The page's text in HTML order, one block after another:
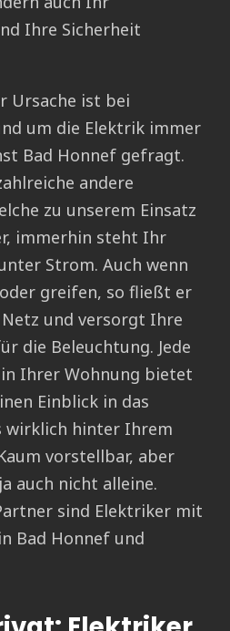
Ihre Sicherheit
Ursache ist bei
um die Elektrik immer
Bad Honnef gefragt.
andere
zu unserem Einsatz
immerhin steht Ihr
Strom. Auch wenn
greifen, so fließt er
und versorgt Ihre
die Beleuchtung. Jede
Ihrer Wohnung bietet
Einblick in das
wirklich hinter Ihrem
vorstellbar, aber
auch nicht alleine.
sind Elektriker mit
Bad Honnef und